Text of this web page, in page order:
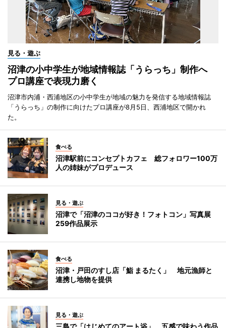
見る・遊ぶ
沼津の小中学生が地域情報誌「うらっち」制作へ
プロ講座で表現力磨く
沼津市内浦・西浦地区の小中学生が地域の魅力を発信する地域情報誌
「うらっち」の制作に向けたプロ講座が8月5日、西浦地区で開かれ
た。
食べる
沼津駅前にコンセプトカフェ 総フォロワー100万
人の姉妹がプロデュース
見る・遊ぶ
沼津で「沼津のココが好き！フォトコン」写真展
259作品展示
食べる
沼津・戸田のすし店「鮨 まるたく」 地元漁師と
連携し地物を提供
見る・遊ぶ
三島で「はじめてのアート浴」 五感で味わう作品